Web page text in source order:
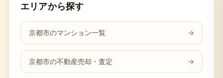
エリアから探す
京都市のマンション一覧 →
京都市の不動産売却・査定 →